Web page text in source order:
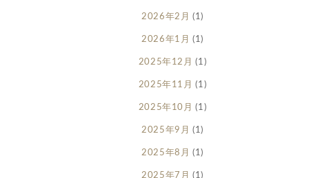
2026年2月 (1)
2026年1月 (1)
2025年12月 (1)
2025年11月 (1)
2025年10月 (1)
2025年9月 (1)
2025年8月 (1)
2025年7月 (1)